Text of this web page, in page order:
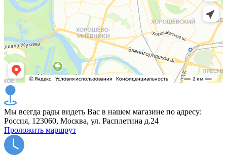
Мы всегда рады видеть Вас в нашем магазине по адресу:
Россия, 123060, Москва, ул. Расплетина д.24
Проложить маршрут